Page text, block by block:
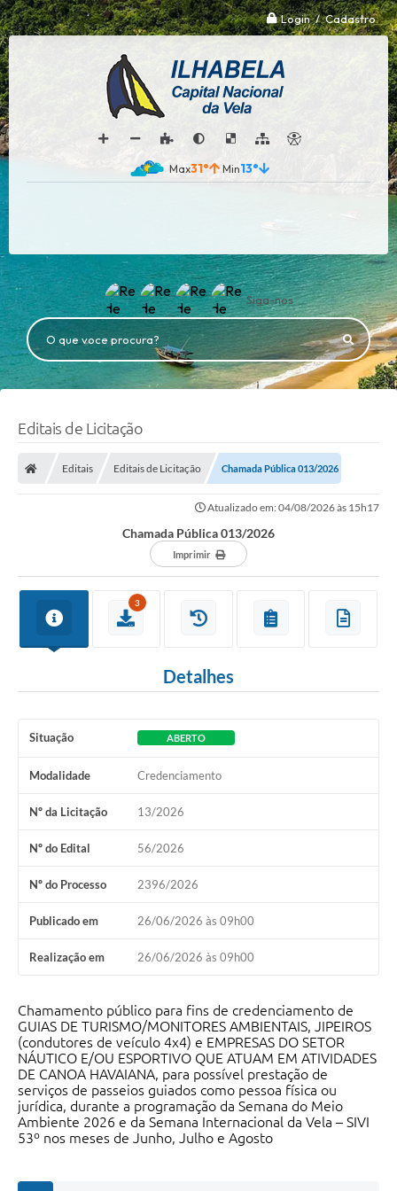
Login / Cadastro
31° 13°
Siga-nos
O que voce procura?
Editais de Licitação
Editais Editais de Licitação Chamada Pública 013/2026
Atualizado em: 04/08/2026 às 15h17
Chamada Pública 013/2026
Imprimir
3
Detalhes
Situação ABERTO
Modalidade Credenciamento
Nº da Licitação 13/2026
Nº do Edital 56/2026
Nº do Processo 2396/2026
Publicado em 26/06/2026 às 09h00
Realização em 26/06/2026 às 09h00
Chamamento público para fins de credenciamento de
GUIAS DE TURISMO/MONITORES AMBIENTAIS, JIPEIROS
(condutores de veículo 4x4) e EMPRESAS DO SETOR
NÁUTICO E/OU ESPORTIVO QUE ATUAM EM ATIVIDADES
DE CANOA HAVAIANA, para possível prestação de
serviços de passeios guiados como pessoa física ou
jurídica, durante a programação da Semana do Meio
Ambiente 2026 e da Semana Internacional da Vela – SIVI
53º nos meses de Junho, Julho e Agosto